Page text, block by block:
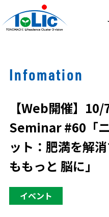
Infomation
【Web開催】
Seminar #60「
ット：肥満を解
ももっと 脳に」
イベント